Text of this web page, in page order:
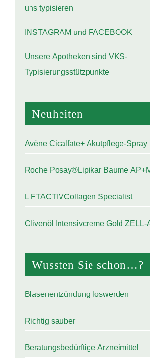
uns typisieren
INSTA­GRAM und FACEBOOK
Unse­re Apo­the­ken sind VKS-
Typisierungsstützpunkte
Neu­hei­ten
Avè­ne Cical­fa­te+ Akutpflege-Spray
Roche Posay®Lipikar Bau­me
LIFT­AC­TIV­Col­la­gen Specialist
Oli­ven­öl Inten­siv­creme Gold ZELL-
Wuss­ten Sie schon…?
Bla­sen­ent­zün­dung loswerden
Rich­tig sauber
Bera­tungs­be­dürf­ti­ge Arzneimittel